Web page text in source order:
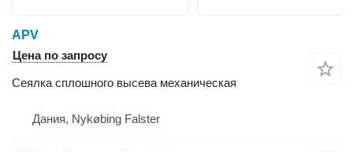
APV
Цена по запросу
Сеялка сплошного высева механическая
Дания, Nykøbing Falster